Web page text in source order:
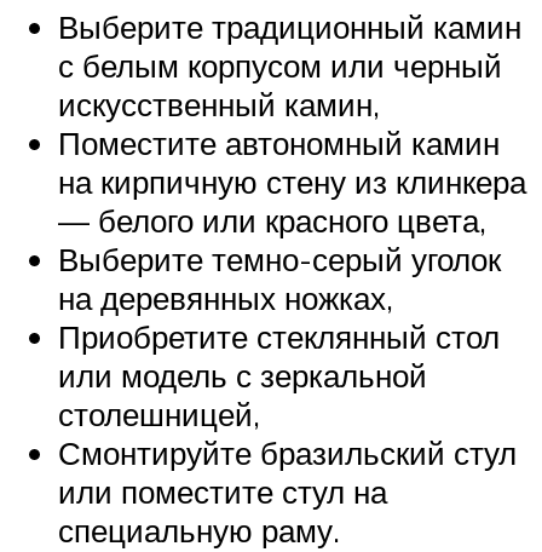
Выберите традиционный камин
с белым корпусом или черный
искусственный камин,
Поместите автономный камин
на кирпичную стену из клинкера
— белого или красного цвета,
Выберите темно-серый уголок
на деревянных ножках,
Приобретите стеклянный стол
или модель с зеркальной
столешницей,
Смонтируйте бразильский стул
или поместите стул на
специальную раму.